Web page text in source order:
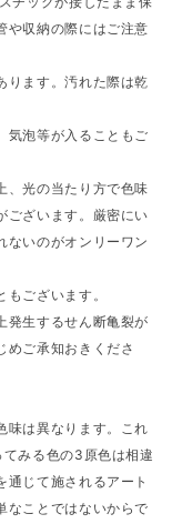
や収納の際にはご注意
ります。汚れた際は乾
気泡等が入ることもご
、光の当たり方で色味
ございます。厳密にい
ないのがオンリーワン
ございます。
発生するせん断亀裂が
めご承知おきくださ
味は異なります。これ
みる色の3原色は相違
じて施されるアート
なことではないからで